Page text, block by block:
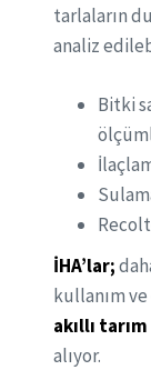
tarlaların
analiz
Bitki
İHA’lar;
kullanım
akıllı tarım
alıyor.